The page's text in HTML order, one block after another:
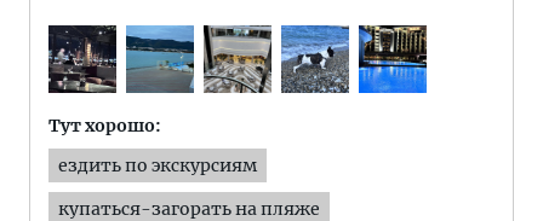
Тут хорошо:
ездить по экскурсиям
купаться-загорать на пляже